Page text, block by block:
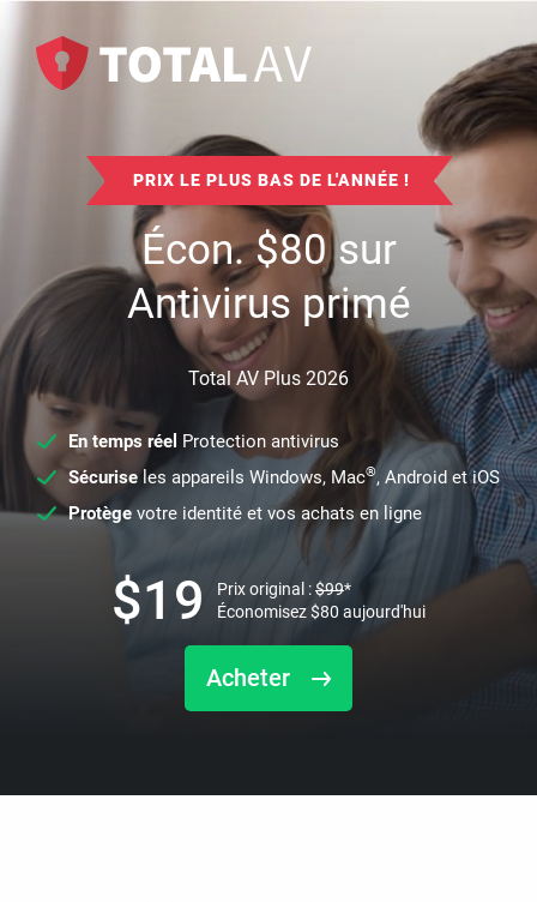
PRIX LE PLUS BAS DE L'ANNÉE !
Écon.$80sur
Antivirus primé
Total AV Plus 2026
En temps réel Protection antivirus
Sécuriseles appareils Windows, Mac®, Android et iOS
Protège votre identité et vos achats en ligne
Acheter
$19 Prix original :$99*
Économisez$80 aujourd'hui